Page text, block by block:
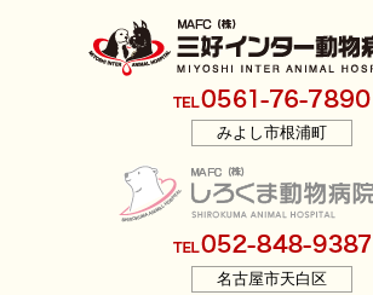
みよし市根浦町
名古屋市天白区